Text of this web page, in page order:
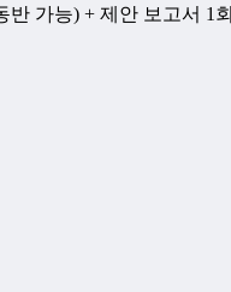
반 가능) + 제안 보고서 1회